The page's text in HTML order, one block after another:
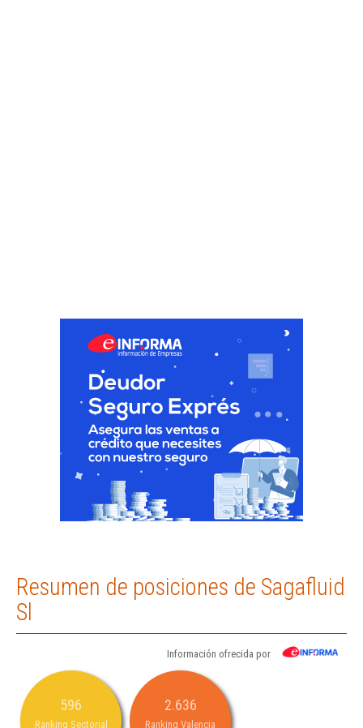
Resumen de posiciones de Sagafluid
Sl
Información ofrecida por
596
Ranking Sectorial
2.636
Ranking Valencia